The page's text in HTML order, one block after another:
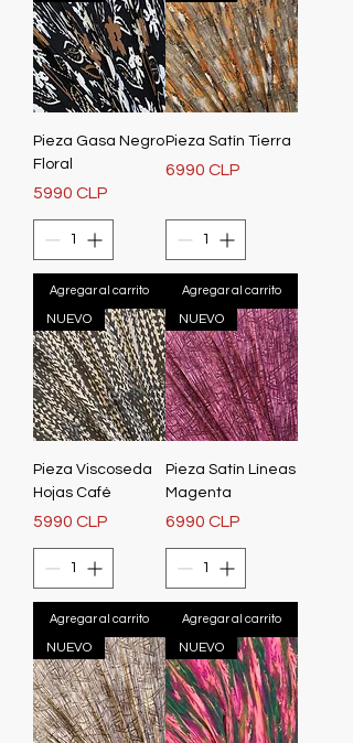
Pieza Gasa Negro
Floral
Precio
5990 CLP
Agregar al carrito
Pieza Satín Tierra
Precio
6990 CLP
Agregar al carrito
NUEVO
Pieza Viscoseda
Hojas Café
Precio
5990 CLP
Agregar al carrito
NUEVO
Pieza Satín Líneas
Magenta
Precio
6990 CLP
Agregar al carrito
NUEVO NUEVO